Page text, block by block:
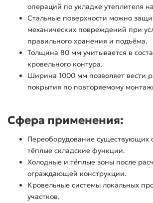
операций по укладке утеплителя
Стальные поверхности можно
механических повреждений при
правильного хранения и подъёма.
Толщина 80 мм учитывается в
кровельного контура.
Ширина 1000 мм позволяет вести
покрытия по повторяемому
Сфера применения:
Переоборудование существующих
тёплые складские функции.
Холодные и тёплые зоны после
ограждающей конструкции.
Кровельные системы локальных
участков.